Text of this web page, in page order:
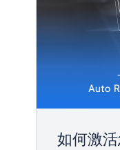
如何激